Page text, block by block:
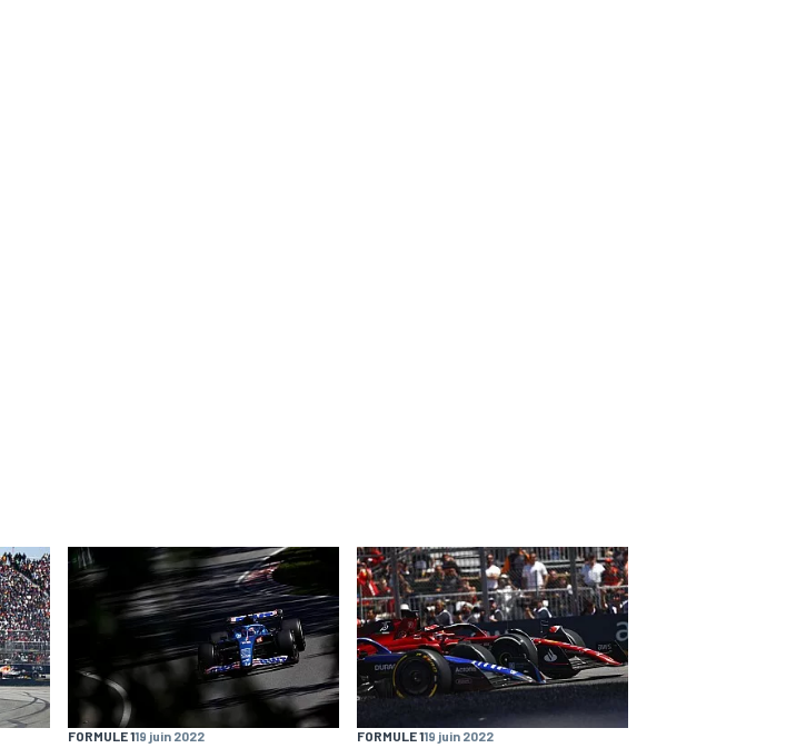
FORMULE 119 juin 2022 FORMULE 119 juin 2022